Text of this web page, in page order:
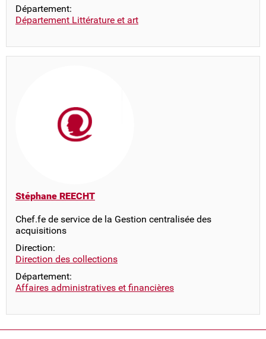
Département:
Département Littérature et art
Stéphane REECHT
Chef.fe de service de la Gestion centralisée des
acquisitions
Direction:
Direction des collections
Département:
Affaires administratives et financières